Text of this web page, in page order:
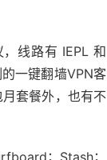
线路有 IEPL 和
一键翻墙VPN客
套餐外，也有不